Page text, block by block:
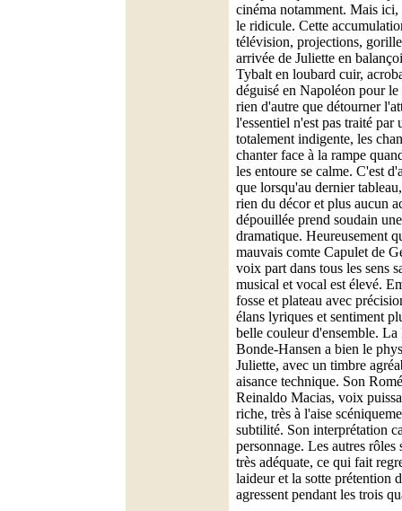
cinéma notamment. Mais
le ridicule. Cette
télévision, projections,
arrivée de Juliette en
Tybalt en loubard cuir,
déguisé en Napoléon pour
rien d'autre que détourner
l'essentiel n'est pas traité par
totalement indigente, les
chanter face à la rampe
les entoure se calme. C'est
que lorsqu'au dernier
rien du décor et plus aucun
dépouillée prend soudain
dramatique. Heureusement
mauvais comte Capulet de
voix part dans tous les sens
musical et vocal est élevé.
fosse et plateau avec
élans lyriques et sentiment
belle couleur d'ensemble.
Bonde-Hansen a bien le
Juliette, avec un timbre
aisance technique. Son
Reinaldo Macias, voix
riche, très à l'aise
subtilité. Son interprétation
personnage. Les autres rôles
très adéquate, ce qui fait
laideur et la sotte prétention
agressent pendant les trois